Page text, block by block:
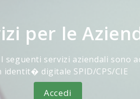
per le
I seguenti servizi aziendali sono
identit� digitale SPID/CPS/CIE
Accedi